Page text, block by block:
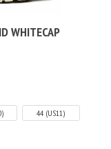
WHITECAP
44 (US11)